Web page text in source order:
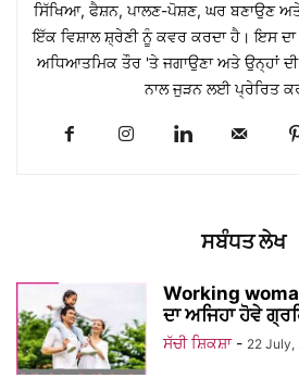
ਸਿੱਖਿਆ, ਫੈਸ਼ਨ, ਪਾਲਣ-ਪੋਸ਼ਣ, ਘਰ ਬਣਾਉਣ
ਇੱਕ ਵਿਸ਼ਾਲ ਸ਼੍ਰੇਣੀ ਨੂੰ ਕਵਰ ਕਰਦਾ ਹੈ। ਇਸ
ਅਧਿਆਤਮਿਕ ਤੌਰ 'ਤੇ ਜਗਾਉਣਾ ਅਤੇ ਉਨ੍ਹਾਂ
ਨਾਲ ਜੁੜਨ ਲਈ ਪ੍ਰੇਰਿਤ
ਸਬੰਧਤ ਲੇਖ
Working
ਦਾ ਅਜਿਹਾ ਹੋਵੇ
ਸੱਚੀ ਸ਼ਿਕਸ਼ਾ - 22 July,